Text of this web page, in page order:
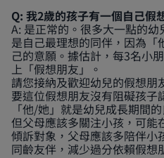
Q: 我2歲的孩子有一個自己假
A: 是正常的。很多大一點的
是自己最理想的同伴，因為「
己的意願。據估計，每3名小
上「假想朋友」。
請您接納及歡迎幼兒的假想朋
要這位假想朋友沒有阻礙孩子
「他/她」就是幼兒成長期間的
但父母應該多關注小孩，可能
傾訴對象，父母應該多陪伴小
同齡友伴，減少過分依賴假想